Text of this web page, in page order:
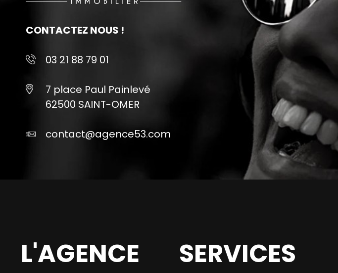
CONTACTEZ NOUS !
03 21 88 79 01
7 place Paul Painlevé
62500 SAINT-OMER
contact@agence53.com
L'AGENCE SERVICES